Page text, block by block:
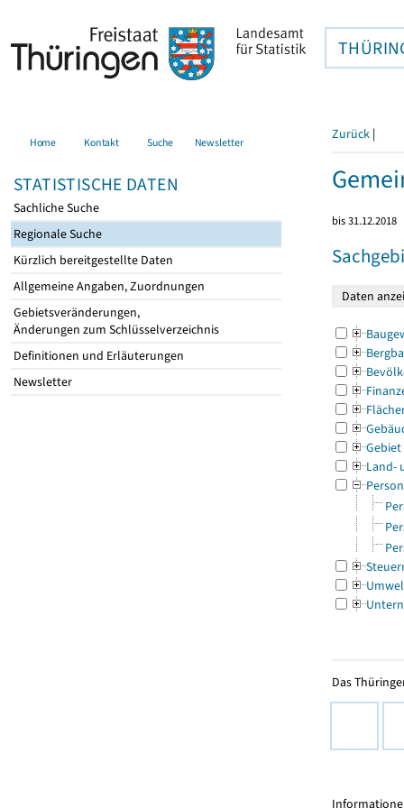
Home Kontakt Suche Newsletter
STATISTISCHE DATEN
Sachliche Suche
Regionale Suche
Kürzlich bereitgestellte Daten
Allgemeine Angaben, Zuordnungen
Gebietsveränderungen,
Änderungen zum Schlüsselverzeichnis
Definitionen und Erläuterungen
Newsletter
Zurück |
bis 31.12.2018
Gebiet
Land-
Das